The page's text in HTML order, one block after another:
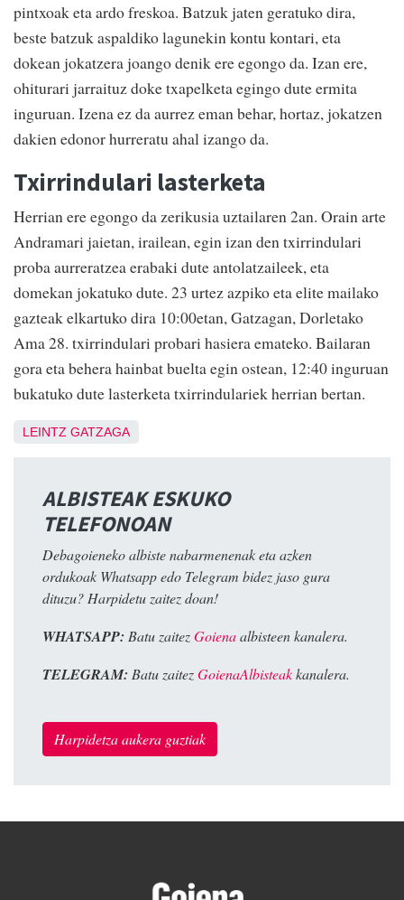
pintxoak eta ardo freskoa. Batzuk jaten geratuko dira,
beste batzuk aspaldiko lagunekin kontu kontari, eta
dokean jokatzera joango denik ere egongo da. Izan ere,
ohiturari jarraituz doke txapelketa egingo dute ermita
inguruan. Izena ez da aurrez eman behar, hortaz, jokatzen
dakien edonor hurreratu ahal izango da.
Txirrindulari lasterketa
Herrian ere egongo da zerikusia uztailaren 2an. Orain arte
Andramari jaietan, irailean, egin izan den txirrindulari
proba aurreratzea erabaki dute antolatzaileek, eta
domekan jokatuko dute. 23 urtez azpiko eta elite mailako
gazteak elkartuko dira 10:00etan, Gatzagan, Dorletako
Ama 28. txirrindulari probari hasiera emateko. Bailaran
gora eta behera hainbat buelta egin ostean, 12:40 inguruan
bukatuko dute lasterketa txirrindulariek herrian bertan.
LEINTZ GATZAGA
ALBISTEAK ESKUKO
TELEFONOAN
Debagoieneko albiste nabarmenenak eta azken
ordukoak Whatsapp edo Telegram bidez jaso gura
dituzu? Harpidetu zaitez doan!
WHATSAPP: Batu zaitezGoienaalbisteen kanalera.
TELEGRAM: Batu zaitezGoienaAlbisteakkanalera.
Harpidetza aukera guztiak